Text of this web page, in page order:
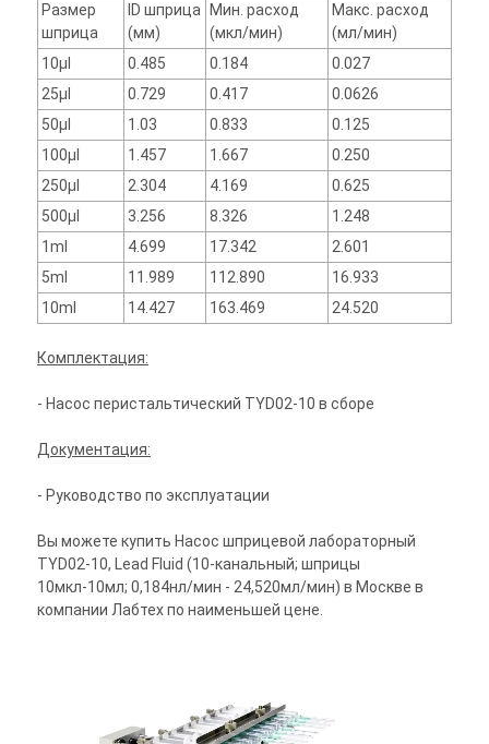
Размер
шприца
ID шприца
(мм)
Мин. расход
(мкл/мин)
Макс. расход
(мл/мин)
10μl
0.485 0.184
0.027
25μl
0.729 0.417
0.0626
50μl
1.03 0.833
0.125
100μl
1.457 1.667
0.250
250μl
2.304 4.169
0.625
500μl
3.256 8.326
1.248
1ml
4.699 17.342
2.601
5ml
11.989 112.890
16.933
10ml
14.427 163.469 24.520
Комплектация:
- Насос перистальтический TYD02-10 в сборе
Документация:
- Руководство по эксплуатации
Вы можете купить Насос шприцевой лабораторный
TYD02-10, Lead Fluid (10-канальный; шприцы
10мкл-10мл; 0,184нл/мин - 24,520мл/мин) в Москве в
компании Лабтех по наименьшей цене.